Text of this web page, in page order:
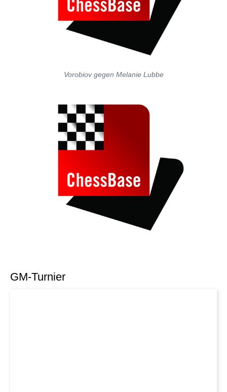
Vorobiov gegen Melanie Lubbe
GM-Turnier